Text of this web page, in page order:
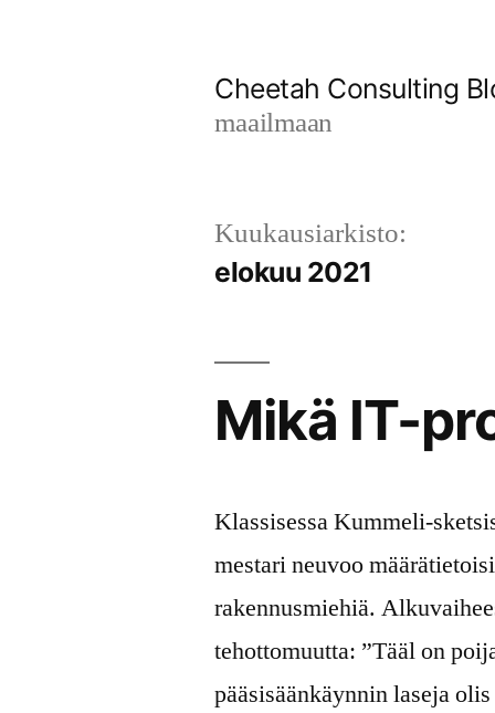
Cheetah Consulting
maailmaan
Kuukausiarkisto:
elokuu 2021
Mikä IT-
Klassisessa Kummeli-
mestari neuvoo
rakennusmiehiä.
tehottomuutta: ”Tääl on
pääsisäänkäynnin laseja